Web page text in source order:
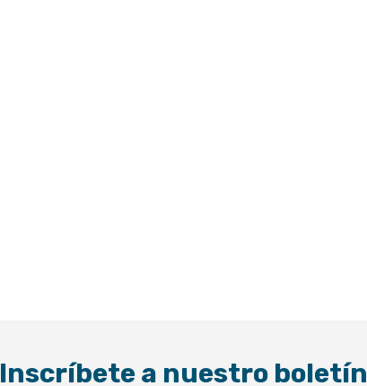
Inscríbete a nuestro boletín